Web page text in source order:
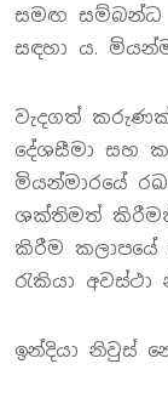
සමඟ සම්බන්ධ
සඳහා ය.
වැදගත්
දේශසීමා සහ
මියන්මාරයේ
ශක්තිමත්
කිරීම
රැකියා
ඉන්දියා නිවුස්